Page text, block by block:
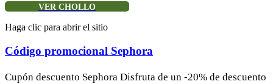
VER CHOLLO
Haga clic para abrir el sitio
Código promocional Sephora
Cupón descuento Sephora Disfruta de un -20% de descuento